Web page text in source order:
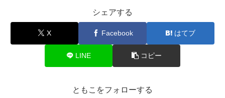
シェアする
X Facebook はてブ
LINE コピー
ともこをフォローする